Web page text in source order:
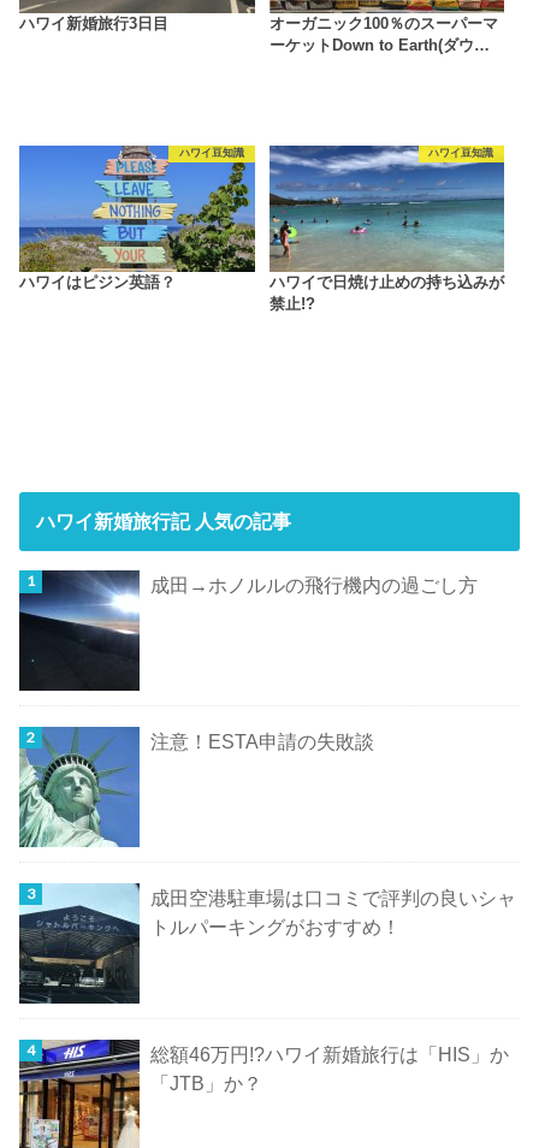
ハワイ新婚旅行3日目
オーガニック100％のスーパーマ
ーケットDown to Earth(ダウ…
ハワイ豆知識
ハワイはピジン英語？
ハワイ豆知識
ハワイで日焼け止めの持ち込みが
禁止!?
ハワイ新婚旅行記 人気の記事
成田→ホノルルの飛行機内の過ごし方
注意！ESTA申請の失敗談
成田空港駐車場は口コミで評判の良いシャ
トルパーキングがおすすめ！
総額46万円!?ハワイ新婚旅行は「HIS」か
「JTB」か？